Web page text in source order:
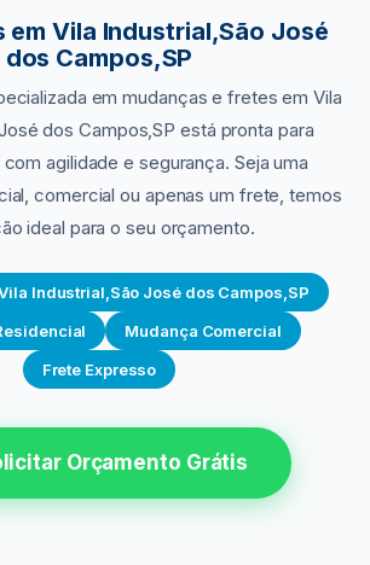
em Vila Industrial,São José
dos Campos,SP
em mudanças e fretes em Vila
dos Campos,SP está pronta para
agilidade e segurança. Seja uma
comercial ou apenas um frete, temos
ideal para o seu orçamento.
Industrial,São José dos Campos,SP
Mudança Comercial
Frete Expresso
Orçamento Grátis